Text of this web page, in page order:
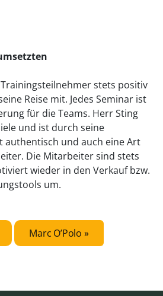
stets positiv
Reise mit. Jedes Seminar ist
für die Teams. Herr Sting
und ist durch seine
authentisch und auch eine Art
Die Mitarbeiter sind stets
wieder in den Verkauf bzw.
um.
Marc O’Polo